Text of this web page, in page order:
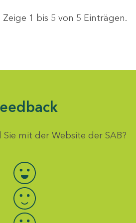
Zeige 1 bis 5 von 5 Einträgen.
mit der Website der SAB?
Bewertung auswählen